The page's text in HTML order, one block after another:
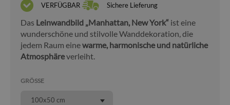
VERFÜGBAR Sichere Lieferung
Das Leinwandbild „Manhattan, New York“ ist eine
wunderschöne und stilvolle Wanddekoration, die
jedem Raum einewarme, harmonische und natürliche
Atmosphäreverleiht.
GRÖSSE
100x50 cm